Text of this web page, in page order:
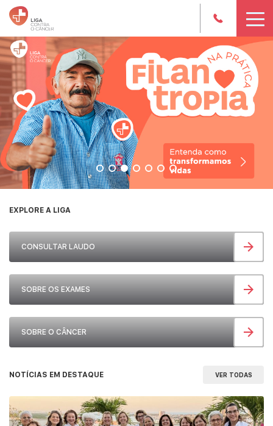
Leia mais
EXPLORE A LIGA
CONSULTAR LAUDO
SOBRE OS EXAMES
SOBRE O CÂNCER
NOTÍCIAS EM DESTAQUE VER TODAS